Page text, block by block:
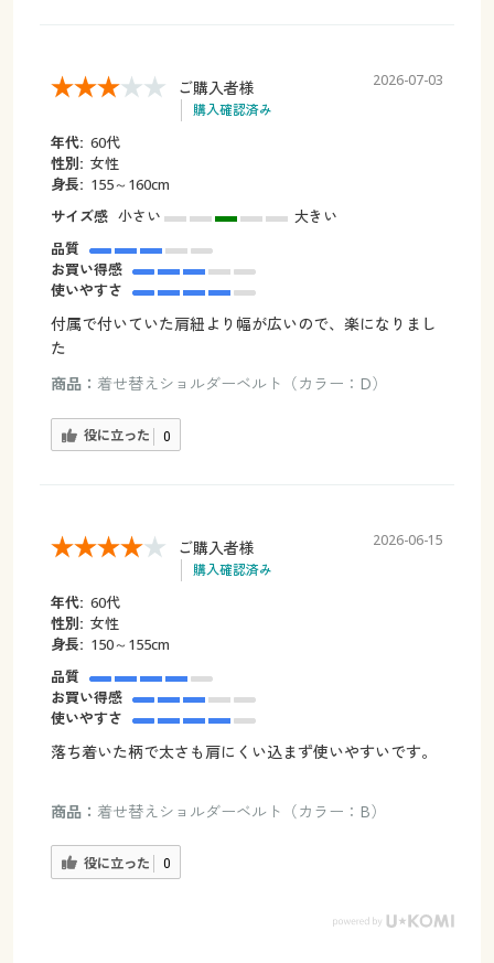
ご購入者様
購入確認済み
2026-07-03
年代: 60代
性別: 女性
身長: 155～160cm
サイズ感 小さい
大きい
品質
お買い得感
使いやすさ
付属で付いていた肩紐より幅が広いので、楽になりまし
た
商品： 着せ替えショルダーベルト（カラー：D）
役に立った 0
ご購入者様
購入確認済み
2026-06-15
年代: 60代
性別: 女性
身長: 150～155cm
品質
お買い得感
使いやすさ
落ち着いた柄で太さも肩にくい込まず使いやすいです。
商品： 着せ替えショルダーベルト（カラー：B）
役に立った 0